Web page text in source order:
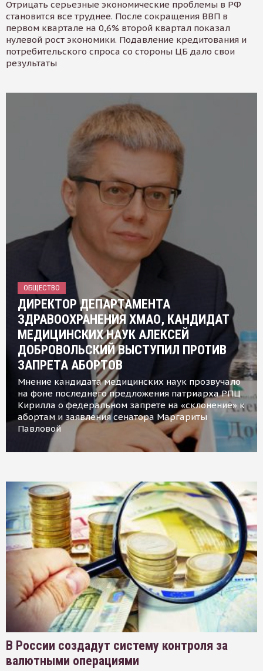
Отрицать серьезные экономические проблемы в РФ
становится все труднее. После сокращения ВВП в
первом квартале на 0,6% второй квартал показал
нулевой рост экономики. Подавление кредитования и
потребительского спроса со стороны ЦБ дало свои
результаты
ОБЩЕСТВО
ДИРЕКТОР ДЕПАРТАМЕНТА
ЗДРАВООХРАНЕНИЯ ХМАО, КАНДИДАТ
МЕДИЦИНСКИХ НАУК АЛЕКСЕЙ
ДОБРОВОЛЬСКИЙ ВЫСТУПИЛ ПРОТИВ
ЗАПРЕТА АБОРТОВ
Мнение кандидата медицинских наук прозвучало
на фоне последнего предложения патриарха РПЦ
Кирилла о федеральном запрете на «склонение» к
абортам и заявления сенатора Маргариты
Павловой
В России создадут систему контроля за
валютными операциями